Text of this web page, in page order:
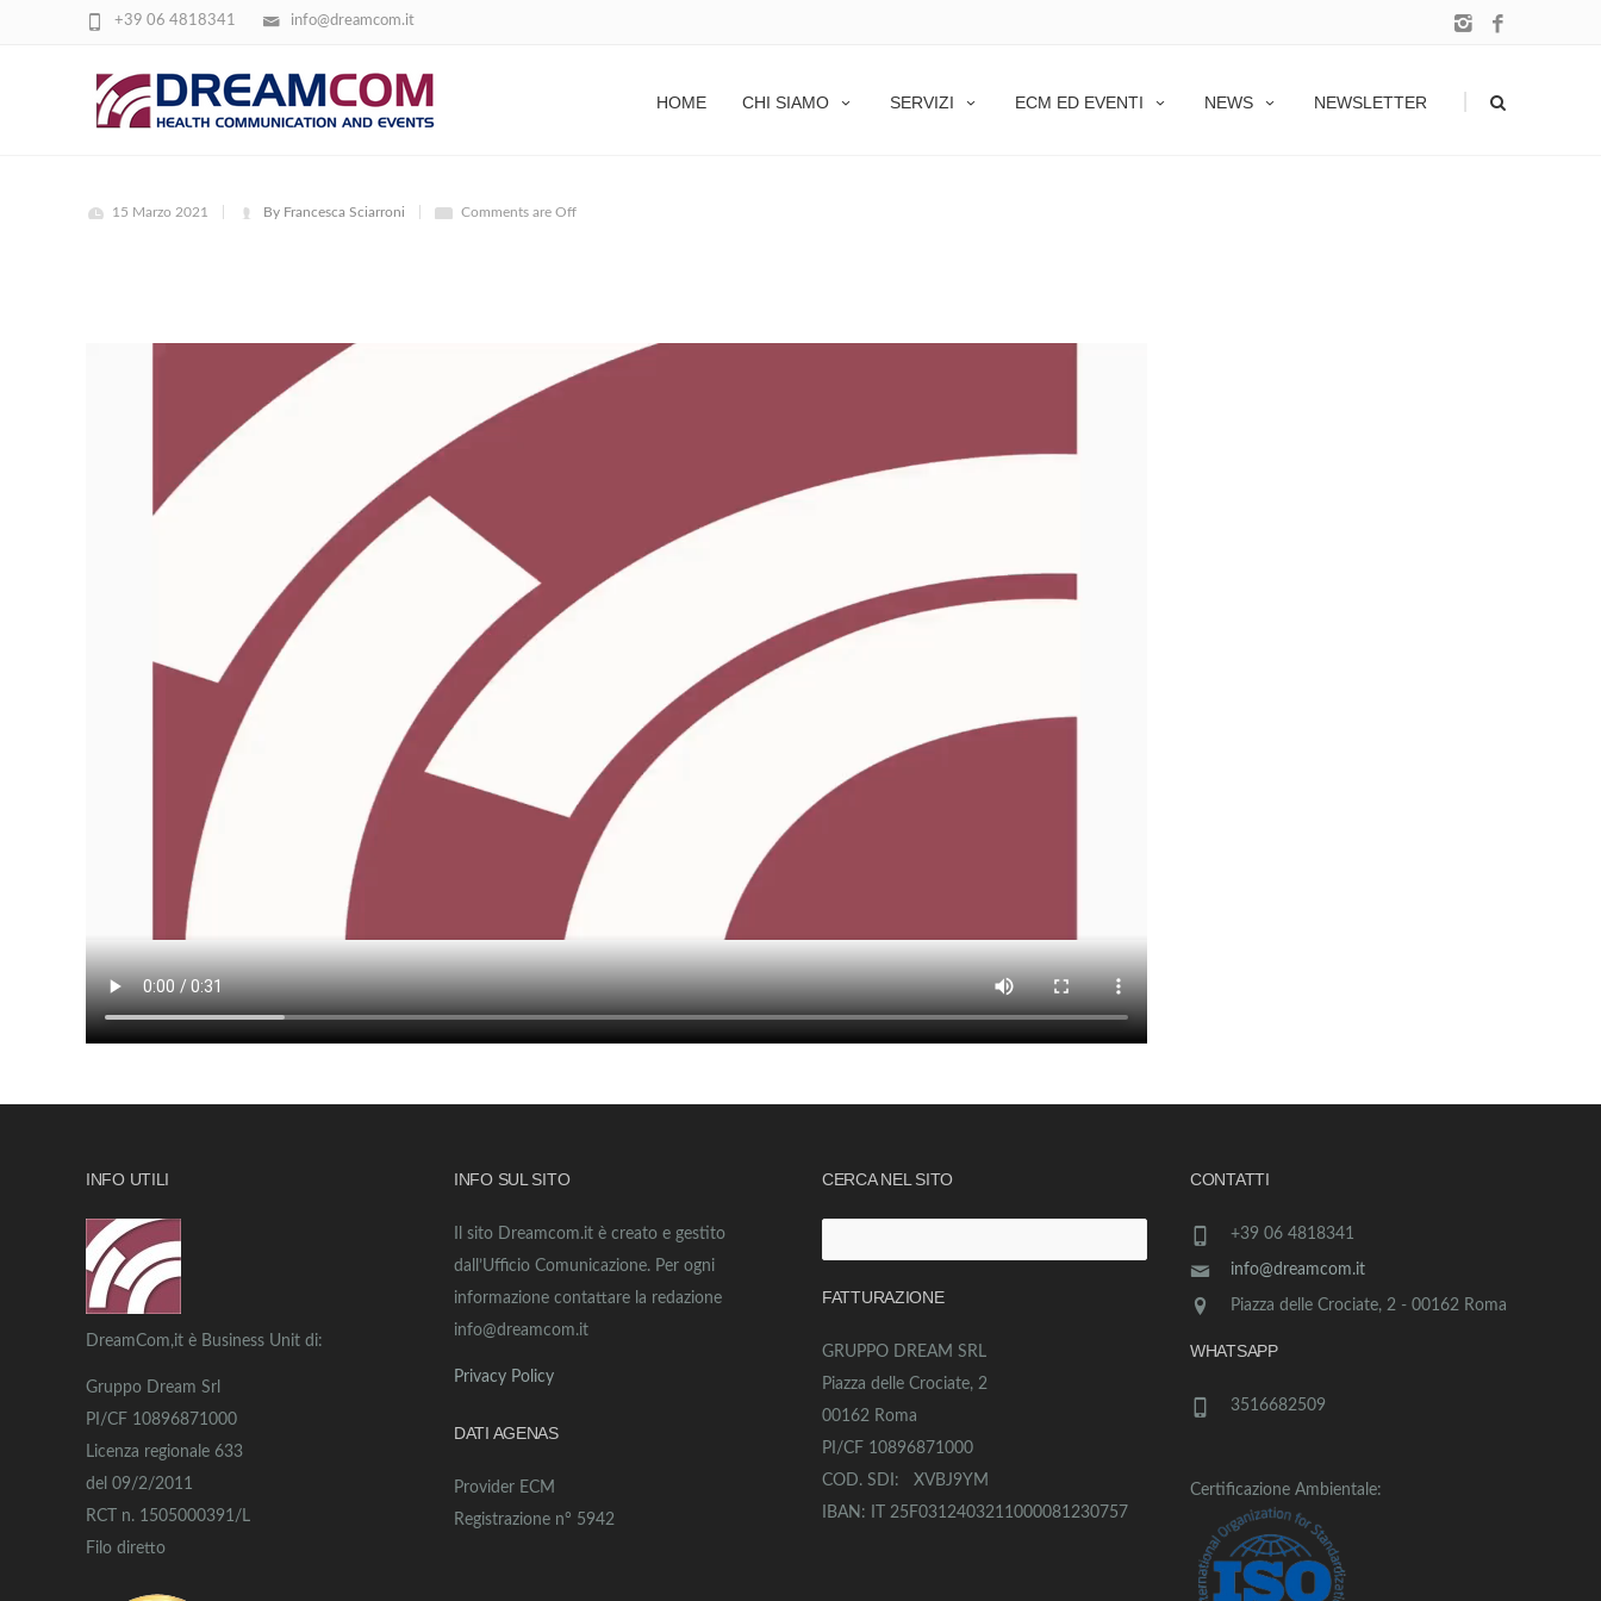
info@dreamcom.it
+39 06 4818341
HOME CHI SIAMO SERVIZI ECM ED EVENTI NEWS NEWSLETTER
INTRO BACCO TABACCO
15 Marzo 2021 By Francesca Sciarroni Comments are Off
INFO UTILI
DreamCom,it è Business Unit di:
Gruppo Dream Srl
PI/CF 10896871000
Licenza regionale 633
del 09/2/2011
RCT n. 1505000391/L
Filo diretto
INFO SUL SITO
Il sito Dreamcom.it è creato e gestito
dall’Ufficio Comunicazione. Per ogni
informazione contattare la redazione
info@dreamcom.it
Privacy Policy
DATI AGENAS
Provider ECM
Registrazione n° 5942
CERCA NEL SITO
per:
FATTURAZIONE
GRUPPO DREAM SRL
Piazza delle Crociate, 2
00162 Roma
PI/CF 10896871000
COD. SDI: XVBJ9YM
IBAN: IT 25F0312403211000081230757
CONTATTI
+39 06 4818341
info@dreamcom.it
Piazza delle Crociate, 2 - 00162 Roma
WHATSAPP
3516682509
Certificazione Ambientale: